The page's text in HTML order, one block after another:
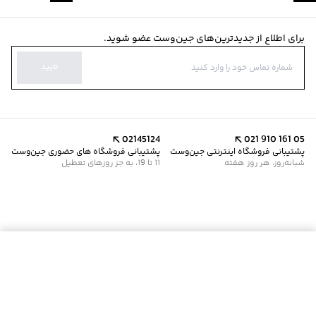
برای اطلاع از جدیدترین‌های جین‌وست عضو شوید.
تایید
021 910 161 05
پشتیبانی فروشگاه اینترنتی جین‌وست
شبانه‌روز، هر روز هفته
02145124
پشتیبانی فروشگاه های حضوری جین‌وست
11 تا 19، به جز روزهای تعطیل